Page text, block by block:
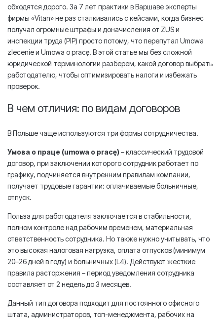
обходятся дорого. За 7 лет практики в Варшаве эксперты
фирмы «Vitan» не раз сталкивались с кейсами, когда бизнес
получал огромные штрафы и доначисления от ZUS и
инспекции труда (PIP) просто потому, что перепутал Umowa
zlecenie и Umowa o pracę. В этой статье мы без сложной
юридической терминологии разберем, какой договор выбрать
работодателю, чтобы оптимизировать налоги и избежать
проверок.
В чем отличия: по видам договоров
В Польше чаще используются три формы сотрудничества.
Умова о праце (umowa o pracę) – классический трудовой
договор, при заключении которого сотрудник работает по
графику, подчиняется внутренним правилам компании,
получает трудовые гарантии: оплачиваемые больничные,
отпуск.
Польза для работодателя заключается в стабильности,
полном контроле над рабочим временем, материальная
ответственность сотрудника. Но также нужно учитывать, что
это высокая налоговая нагрузка, оплата отпусков (минимум
20–26 дней в году) и больничных (L4). Действуют жесткие
правила расторжения – период уведомления сотрудника
составляет от 2 недель до 3 месяцев.
Данный тип договора подходит для постоянного офисного
штата, администраторов, топ-менеджмента, рабочих на